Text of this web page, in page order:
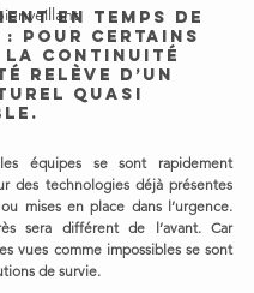
en temps de
: Pour certains
la continuité
relève d’un
quasi
les équipes se sont rapidement
des technologies déjà présentes
mises en place dans l’urgence.
sera différent de l’avant. Car
vues comme impossibles se sont
de survie.